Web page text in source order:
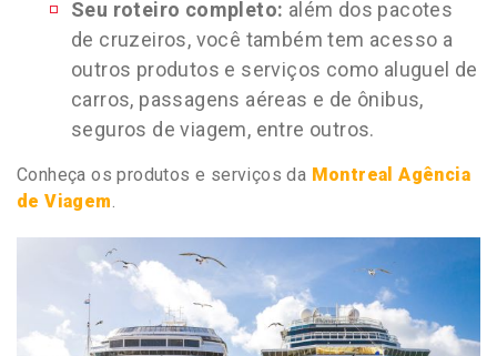
Seu roteiro completo: além dos pacotes
de cruzeiros, você também tem acesso a
outros produtos e serviços como aluguel de
carros, passagens aéreas e de ônibus,
seguros de viagem, entre outros.
Conheça os produtos e serviços da Montreal Agência
de Viagem.